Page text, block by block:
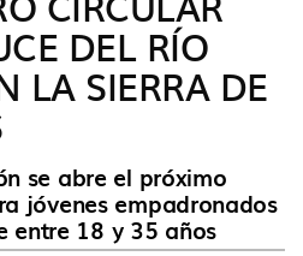
idioma
DEL RÍO
LA SIERRA DE
se abre el próximo
jóvenes empadronados
entre 18 y 35 años